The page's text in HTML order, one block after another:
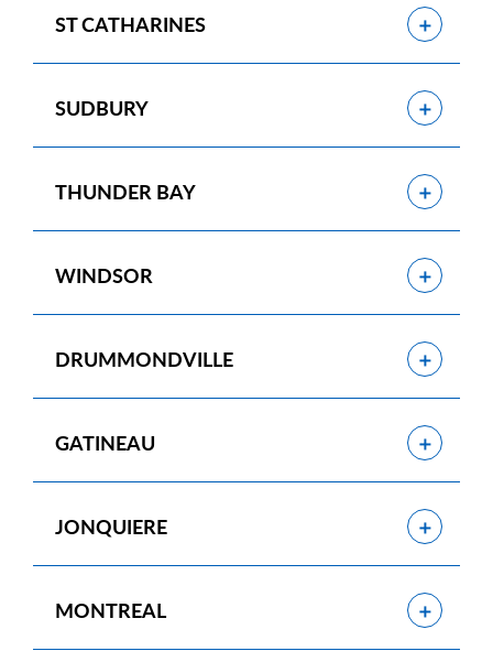
Show
ST CATHARINES
Show
SUDBURY
Show
THUNDER BAY
Show
WINDSOR
Show
DRUMMONDVILLE
Show
GATINEAU
Show
JONQUIERE
Show
MONTREAL